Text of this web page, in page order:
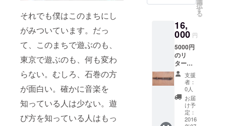
それでも僕はこのまちにし
がみついています。だっ
て、このまちで遊ぶのも、
東京で遊ぶのも、何も変わ
らない。むしろ、石巻の方
が面白い。確かに音楽を
知っている人は少ない。遊
び方を知っている人はもっ
だけの
キー
フック
ロー・
トから
任意で1
色）
+当日限
定・石
巻地酒
カクテ
ルチ
ケット3
枚 +当
日限
定・松
竹の限
択
す
る
16,
000 円
5000円
のリ
ターン
+寿
DANCE
HALL
ロゴT
シャツ
(ボディ
黒×プリ
支援
者：
0人
お届
け予
定：
2016